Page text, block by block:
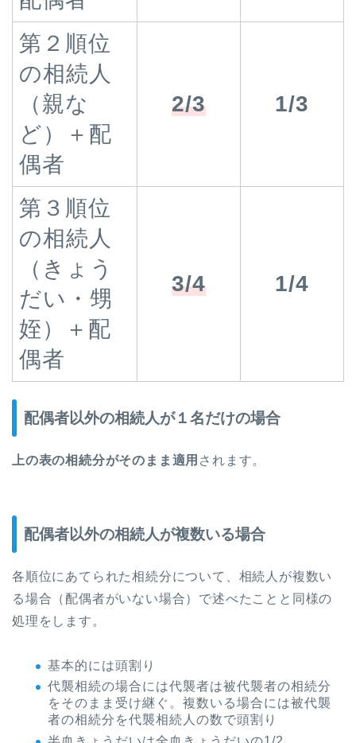
第２順位
の相続人
（親な
ど）＋配
偶者
2/3 1/3
第３順位
の相続人
（きょう
だい・甥
姪）＋配
偶者
3/4 1/4
配偶者以外の相続人が１名だけの場合
上の表の相続分がそのまま適用 されます。
配偶者以外の相続人が複数いる場合
各順位にあてられた相続分について、相続人が複数い
る場合（配偶者がいない場合）で述べたことと同様の
処理をします。
基本的には頭割り
代襲相続の場合には代襲者は被代襲者の相続分
をそのまま受け継ぐ。複数いる場合には被代襲
者の相続分を代襲相続人の数で頭割り